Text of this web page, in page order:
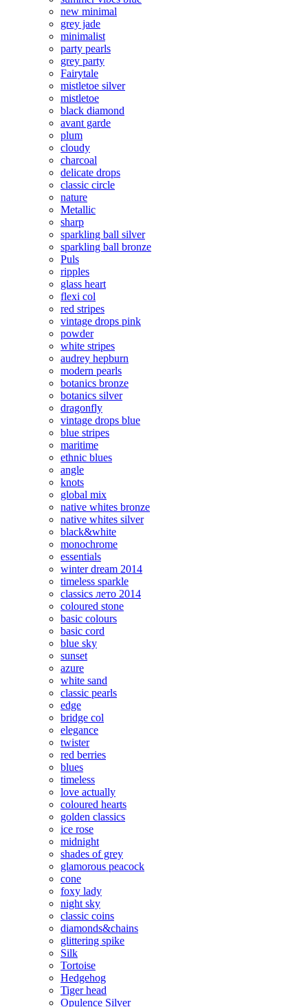
new minimal
grey jade
minimalist
party pearls
grey party
Fairytale
mistletoe silver
mistletoe
black diamond
avant garde
plum
cloudy
charcoal
delicate drops
classic circle
nature
Metallic
sharp
sparkling ball silver
sparkling ball bronze
Puls
ripples
glass heart
flexi col
red stripes
vintage drops pink
powder
white stripes
audrey hepburn
modern pearls
botanics bronze
botanics silver
dragonfly
vintage drops blue
blue stripes
maritime
ethnic blues
angle
knots
global mix
native whites bronze
native whites silver
black&white
monochrome
essentials
winter dream 2014
timeless sparkle
classics лето 2014
coloured stone
basic colours
basic cord
blue sky
sunset
azure
white sand
classic pearls
edge
bridge col
elegance
twister
red berries
blues
timeless
love actually
coloured hearts
golden classics
ice rose
midnight
shades of grey
glamorous peacock
cone
foxy lady
night sky
classic coins
diamonds&chains
glittering spike
Silk
Tortoise
Hedgehog
Tiger head
Opulence Silver